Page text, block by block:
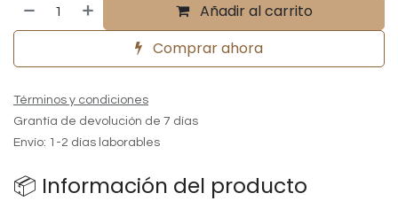
Añadir al carrito
Comprar ahora
Términos y condiciones
Grantía de devolución de 7 días
Envío: 1-2 días laborables
📦 Información del producto